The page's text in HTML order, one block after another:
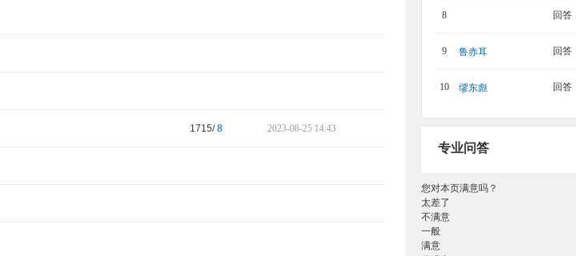
1715/ 8 2023-08-25 14:43
8 回答
9 鲁赤耳 回答
10 缪东彪 回答
专业问答
您对本页满意吗？
太差了
不满意
一般
满意